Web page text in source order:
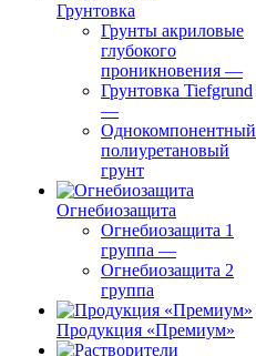
Грунтовка
Грунты акриловые
глубокого
проникновения —
Грунтовка Tiefgrund
—
Однокомпонентный
полиуретановый
грунт
Огнебиозащита
Огнебиозащита 1
группа —
Огнебиозащита 2
группа
Продукция «Премиум»